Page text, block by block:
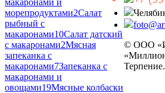
морепродуктами2Салат
рыбный с
макаронами10Салат датский
с макаронами2Мясная
запеканка с
макаронами7Запеканка с
макаронами и
овощами19Мясные колбаски
© ООО